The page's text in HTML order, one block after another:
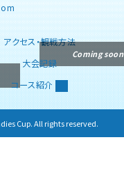
アクセス・観戦方法
大会記録
コース紹介
Cup. All rights reserved.